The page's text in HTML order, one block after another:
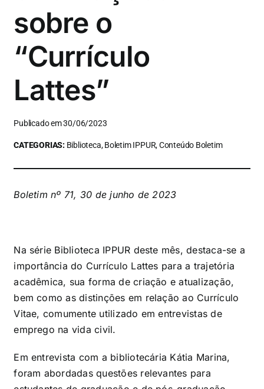
sobre o
“Currículo
Lattes”
Publicado em 30/06/2023
CATEGORIAS: Biblioteca, Boletim IPPUR, Conteúdo Boletim
Boletim nº 71, 30 de junho de 2023
Na série Biblioteca IPPUR deste mês, destaca-se a
importância do Currículo Lattes para a trajetória
acadêmica, sua forma de criação e atualização,
bem como as distinções em relação ao Currículo
Vitae, comumente utilizado em entrevistas de
emprego na vida civil.
Em entrevista com a bibliotecária Kátia Marina,
foram abordadas questões relevantes para